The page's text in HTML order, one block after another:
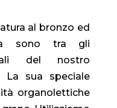
al bronzo ed
sono tra gli
del nostro
La sua speciale
organolettiche